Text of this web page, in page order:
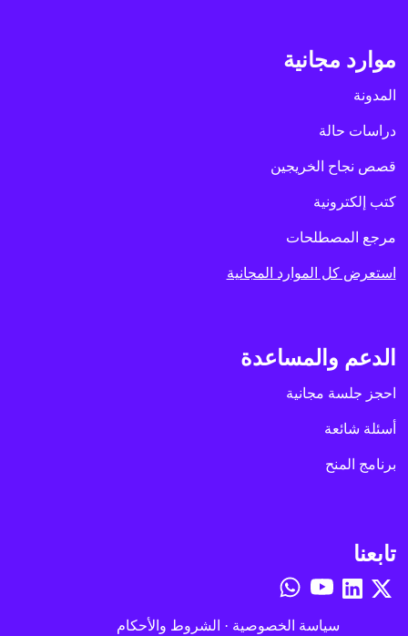
موارد مجانية
المدونة
دراسات حالة
قصص نجاح الخريجين
كتب إلكترونية
مرجع المصطلحات
استعرض كل الموارد المجانية
الدعم والمساعدة
احجز جلسة مجانية
أسئلة شائعة
برنامج المنح
تابعنا
سياسة الخصوصية · الشروط والأحكام